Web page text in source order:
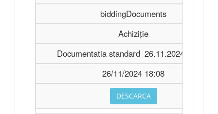
biddingDocuments
Achiziție
Documentatia standard_26.11.2024.signed
26/11/2024 18:08
DESCARCA